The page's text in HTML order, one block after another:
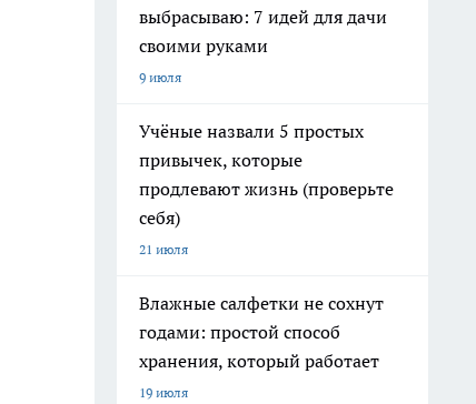
выбрасываю: 7 идей для дачи
своими руками
9 июля
Учёные назвали 5 простых
привычек, которые
продлевают жизнь (проверьте
себя)
21 июля
Влажные салфетки не сохнут
годами: простой способ
хранения, который работает
19 июля